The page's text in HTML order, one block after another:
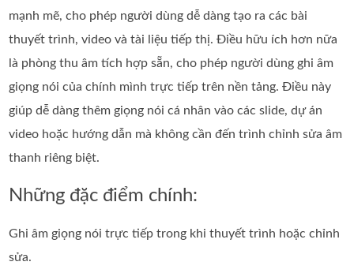
mạnh mẽ, cho phép người dùng dễ dàng tạo ra các bài
thuyết trình, video và tài liệu tiếp thị. Điều hữu ích hơn nữa
là phòng thu âm tích hợp sẵn, cho phép người dùng ghi âm
giọng nói của chính mình trực tiếp trên nền tảng. Điều này
giúp dễ dàng thêm giọng nói cá nhân vào các slide, dự án
video hoặc hướng dẫn mà không cần đến trình chỉnh sửa âm
thanh riêng biệt.
Những đặc điểm chính:
Ghi âm giọng nói trực tiếp trong khi thuyết trình hoặc chỉnh
sửa.